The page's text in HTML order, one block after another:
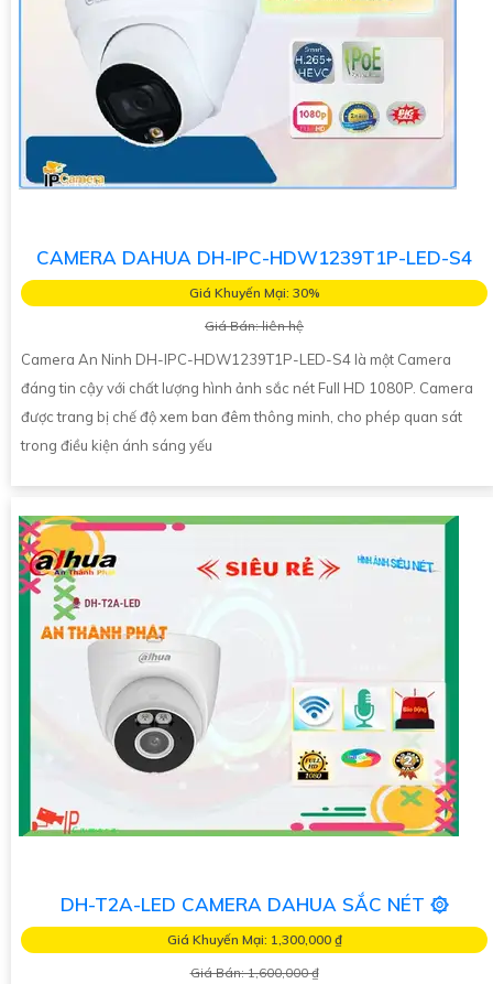
CAMERA DAHUA DH-IPC-HDW1239T1P-LED-S4
Giá Khuyến Mại: 30%
Giá Bán: liên hệ
Camera An Ninh DH-IPC-HDW1239T1P-LED-S4 là một Camera
đáng tin cậy với chất lượng hình ảnh sắc nét Full HD 1080P. Camera
được trang bị chế độ xem ban đêm thông minh, cho phép quan sát
trong điều kiện ánh sáng yếu
DH-T2A-LED CAMERA DAHUA SẮC NÉT ۞
Giá Khuyến Mại: 1,300,000 ₫
Giá Bán: 1,600,000 ₫